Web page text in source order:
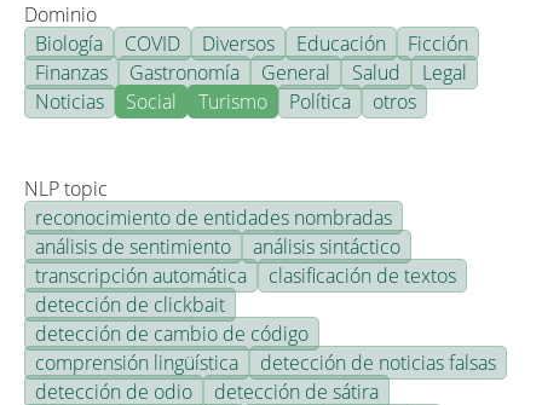
Dominio
Biología
COVID Diversos Educación
Ficción
Finanzas
Gastronomía General Salud
Legal
Noticias
Social Turismo Política otros
NLP topic
reconocimiento de entidades nombradas
análisis de sentimiento
análisis sintáctico
transcripción automática
clasificación de textos
detección de clickbait
detección de cambio de código
comprensión lingüística
detección de noticias falsas
detección de odio
detección de sátira